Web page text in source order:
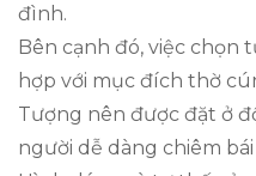
đình.
Bên cạnh đó, việc chọn
hợp với mục đích thờ
Tượng nên được đặt ở
người dễ dàng chiêm